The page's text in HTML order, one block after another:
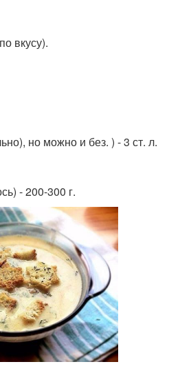
вкусу).
но можно и без. ) - 3 ст. л.
- 200-300 г.